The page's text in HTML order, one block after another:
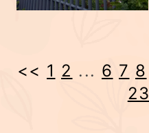
<< 1 2 ... 6 7 8
23